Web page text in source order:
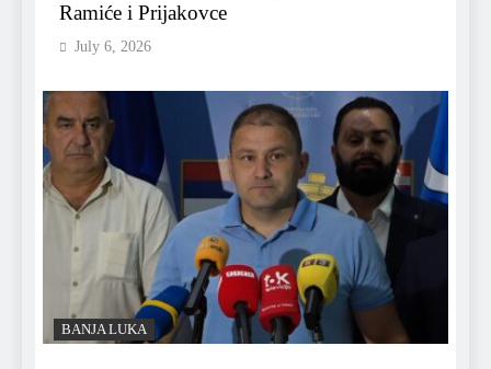
Ramiće i Prijakovce
July 6, 2026
BANJA LUKA